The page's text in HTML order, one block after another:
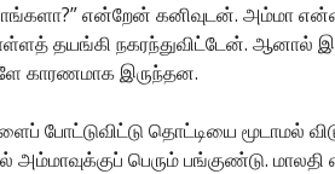
என்றேன் கனிவுடன். அம்மா
தயங்கி நகரந்துவிட்டேன். ஆனால்
காரணமாக இருந்தன.
போட்டுவிட்டு தொட்டியை மூடாமல்
அம்மாவுக்குப் பெரும் பங்குண்டு.